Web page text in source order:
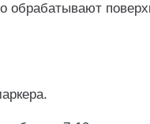
обрабатывают